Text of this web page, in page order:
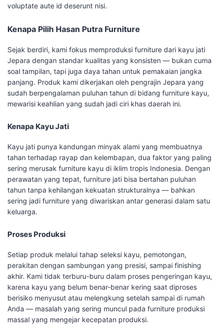
voluptate aute id deserunt nisi.
Kenapa Pilih Hasan Putra Furniture
Sejak berdiri, kami fokus memproduksi furniture dari kayu jati
Jepara dengan standar kualitas yang konsisten — bukan cuma
soal tampilan, tapi juga daya tahan untuk pemakaian jangka
panjang. Produk kami dikerjakan oleh pengrajin Jepara yang
sudah berpengalaman puluhan tahun di bidang furniture kayu,
mewarisi keahlian yang sudah jadi ciri khas daerah ini.
Kenapa Kayu Jati
Kayu jati punya kandungan minyak alami yang membuatnya
tahan terhadap rayap dan kelembapan, dua faktor yang paling
sering merusak furniture kayu di iklim tropis Indonesia. Dengan
perawatan yang tepat, furniture jati bisa bertahan puluhan
tahun tanpa kehilangan kekuatan strukturalnya — bahkan
sering jadi furniture yang diwariskan antar generasi dalam satu
keluarga.
Proses Produksi
Setiap produk melalui tahap seleksi kayu, pemotongan,
perakitan dengan sambungan yang presisi, sampai finishing
akhir. Kami tidak terburu-buru dalam proses pengeringan kayu,
karena kayu yang belum benar-benar kering saat diproses
berisiko menyusut atau melengkung setelah sampai di rumah
Anda — masalah yang sering muncul pada furniture produksi
massal yang mengejar kecepatan produksi.